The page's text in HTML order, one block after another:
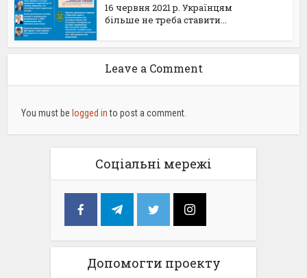
16 червня 2021 р. Українцям
більше не треба ставити...
Leave a Comment
You must be logged into post a comment.
Соціальні мережі
Допомогти проекту